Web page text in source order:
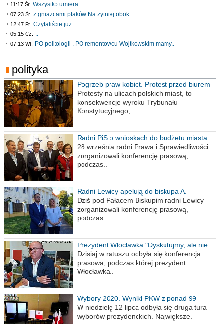
11:17 Śr. Wszystko umiera
07:23 Śr. z gniazdami ptaków Na żytniej obok..
12:47 Pt. Czytaliście już :..
05:15 Cz. ..
07:13 Wt. PO politologii . PO remontowcu Wojtkowskim mamy..
polityka
Pogrzeb praw kobiet. Protest przed biurem
poselskim PiS
Protesty na ulicach polskich miast, to
konsekwencje wyroku Trybunału
Konstytucyjnego,..
Radni PiS o wnioskach do budżetu miasta
na 2021 rok
28 września radni Prawa i Sprawiedliwości
zorganizowali konferencję prasową,
podczas..
Radni Lewicy apelują do biskupa A.
Wiesława Meringa
Dziś pod Pałacem Biskupim radni Lewicy
zorganizowali konferencję prasową,
podczas..
Prezydent Włocławka:"Dyskutujmy, ale nie
obrażajmy się”
Dzisiaj w ratuszu odbyła się konferencja
prasowa, podczas której prezydent
Włocławka..
Wybory 2020. Wyniki PKW z ponad 99
procent obwodów
W niedzielę 12 lipca odbyła się druga tura
wyborów prezydenckich. Największe..